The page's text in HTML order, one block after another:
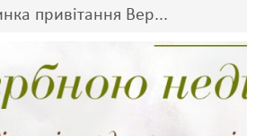
привітання Вер...